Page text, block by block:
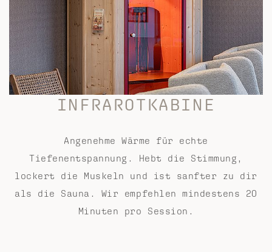
INFRAROTKABINE
Angenehme Wärme für echte
Tiefenentspannung. Hebt die Stimmung,
lockert die Muskeln und ist sanfter zu dir
als die Sauna. Wir empfehlen mindestens 20
Minuten pro Session.